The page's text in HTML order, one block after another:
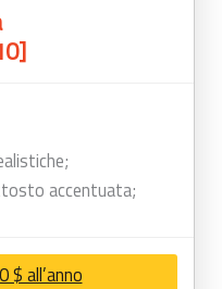
accentuata;
$ all’anno